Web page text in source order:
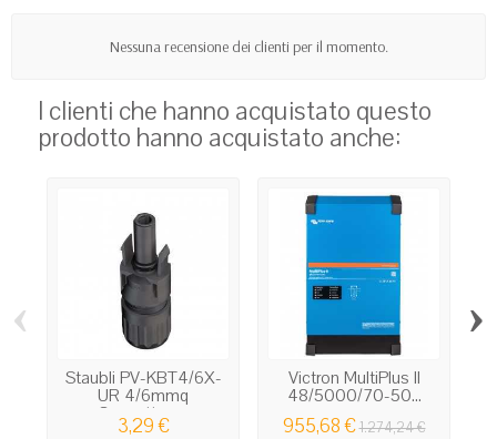
Nessuna recensione dei clienti per il momento.
I clienti che hanno acquistato questo
prodotto hanno acquistato anche:
Staubli PV-KBT4/6X-
UR 4/6mmq
Connettore...
3,29 €
Victron MultiPlus II
48/5000/70-50...
955,68 €1.274,24 €
‹ ›